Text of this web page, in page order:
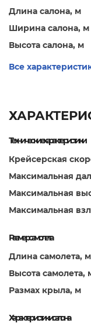
Длина салона, м
Ширина салона, м
Высота салона, м
Все
Технические характеристики
Крейсерская
Максимальная
Максимальная
Максимальная
Размер самолета
Длина самолета, м
Высота самолета,
Размах крыла, м
Характеристики салона